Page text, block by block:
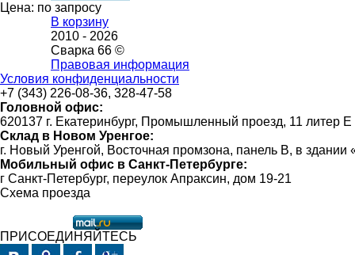
Цена: по запросу
В корзину
2010 - 2026
Сварка 66 ©
Правовая информация
Условия конфиденциальности
+7 (343) 226-08-36, 328-47-58
Головной офис:
620137 г. Екатеринбург, Промышленный проезд, 11 литер Е
Склад в Новом Уренгое:
г. Новый Уренгой, Восточная промзона, панель В, в
Мобильный офис в Санкт-Петербурге:
г Санкт-Петербург, переулок Апраксин, дом 19-21
Схема проезда
ПРИСОЕДИНЯЙТЕСЬ